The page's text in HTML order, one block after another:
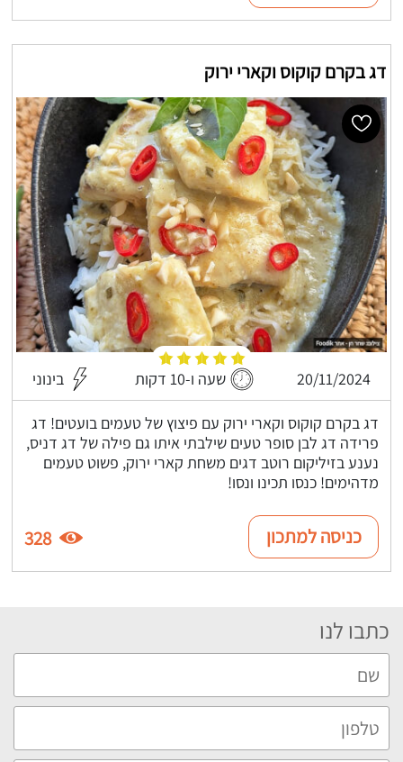
דג בקרם קוקוס וקארי ירוק
20/11/2024 שעה ו-10 דקות בינוני
דג בקרם קוקוס וקארי ירוק עם פיצוץ של טעמים בועטים! דג
פרידה דג לבן סופר טעים שילבתי איתו גם פילה של דג דניס,
נענע בזיליקום רוטב דגים משחת קארי ירוק, פשוט טעמים
מדהימים! כנסו תכינו ונסו!
כניסה למתכון 328
כתבו לנו